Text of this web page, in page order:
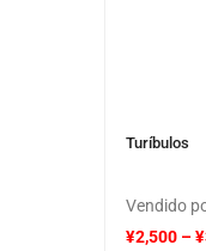
Turíbulos
Vendido
¥2,500 –¥